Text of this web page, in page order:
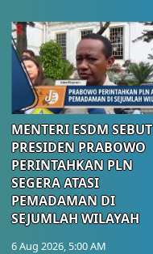
MENTERI ESDM SEBUT
PRESIDEN PRABOWO
PERINTAHKAN PLN
SEGERA ATASI
PEMADAMAN DI
SEJUMLAH WILAYAH
6 Aug 2026, 5:00 AM